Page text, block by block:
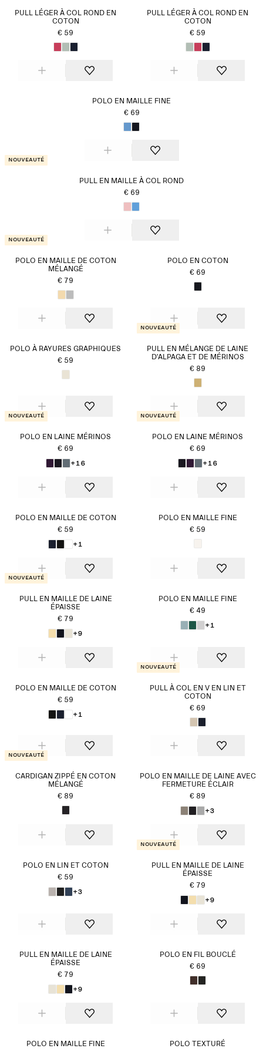
plus de chaleur.
PULL LÉGER À COL ROND EN
COTON
€ 59
PULL LÉGER À COL ROND EN
COTON
€ 59
POLO EN MAILLE FINE
€ 69
Nouveauté
PULL EN MAILLE À COL ROND
€ 69
Nouveauté
POLO EN MAILLE DE COTON
MÉLANGÉ
€ 79
POLO EN COTON
€ 69
POLO À RAYURES GRAPHIQUES
€ 59
Nouveauté
PULL EN MÉLANGE DE LAINE
D'ALPAGA ET DE MÉRINOS
€ 89
Nouveauté
POLO EN LAINE MÉRINOS
€ 69
+16
Nouveauté
POLO EN LAINE MÉRINOS
€ 69
+16
POLO EN MAILLE DE COTON
€ 59
+1
POLO EN MAILLE FINE
€ 59
Nouveauté
PULL EN MAILLE DE LAINE
ÉPAISSE
€ 79
+9
POLO EN MAILLE FINE
€ 49
+1
POLO EN MAILLE DE COTON
€ 59
+1
Nouveauté
PULL À COL EN V EN LIN ET
COTON
€ 69
Nouveauté
CARDIGAN ZIPPÉ EN COTON
MÉLANGÉ
€ 89
POLO EN MAILLE DE LAINE AVEC
FERMETURE ÉCLAIR
€ 89
+3
POLO EN LIN ET COTON
€ 59
+3
Nouveauté
PULL EN MAILLE DE LAINE
ÉPAISSE
€ 79
+9
PULL EN MAILLE DE LAINE
ÉPAISSE
€ 79
+9
POLO EN FIL BOUCLÉ
€ 69
POLO EN MAILLE FINE POLO TEXTURÉ